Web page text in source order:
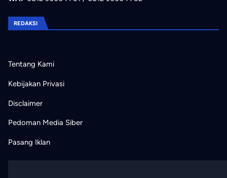
REDAKSI
Tentang Kami
Kebijakan Privasi
Disclaimer
Pedoman Media Siber
Pasang Iklan